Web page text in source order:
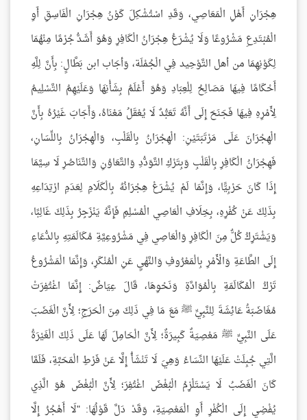
هِجْرَانِ أَهْلِ الْمَعَاصِي، وَقَدِ اسْتُشْكِلَ كَوْنُ هِجْرَانِ الْفَاسِقِ أَوِ
الْمُبْتَدِعِ مَشْرُوعًا وَلَا يُشْرَعُ هِجْرَانُ الْكَافِرِ وَهُوَ أَشَدُّ جُرْمًا مِنْهُمَا
لِكَوْنِهِمَا من أهل التَّوْحِيد فِي الْجُمْلَة، وَأجَاب ابن بَطَّالٍ: بِأَنَّ لِلَّهِ
أَحْكَامًا فِيهَا مَصَالِحُ لِلْعِبَادِ وَهُوَ أَعْلَمُ بِشَأْنِهَا وَعَلَيْهِمُ التَّسْلِيمُ
لِأَمْرِهِ فِيهَا فَجَنَحَ إِلَى أَنَّهُ تَعَبُّدٌ لَا يُعْقَلُ مَعْنَاهُ، وَأَجَابَ غَيْرُهُ بِأَنَّ
الْهِجْرَانَ عَلَى مَرْتَبَتَيْنِ: الْهِجْرَانُ بِالْقَلْبِ، وَالْهِجْرَانُ بِاللِّسَانِ،
فَهِجْرَانُ الْكَافِرِ بِالْقَلْبِ وَبِتَرْكِ التَّوَدُّدِ وَالتَّعَاوُنِ وَالتَّنَاصُرِ لَا سِيَّمَا
إِذَا كَانَ حَرْبِيًّا، وَإِنَّمَا لَمْ يُشْرَعْ هِجْرَانُهُ بِالْكَلَامِ لِعَدَمِ ارْتِدَاعِهِ
بِذَلِكَ عَنْ كُفْرِهِ، بِخِلَافِ الْعَاصِي الْمُسْلِمِ فَإِنَّهُ يَنْزَجِرُ بِذَلِكَ غَالِبًا،
وَيَشْتَرِكُ كُلٌّ مِنَ الْكَافِرِ وَالْعَاصِي فِي مَشْرُوعِيَّةِ مُكَالَمَتِهِ بِالدُّعَاءِ
إِلَى الطَّاعَةِ وَالْأَمْرِ بِالْمَعْرُوفِ وَالنَّهْيِ عَنِ الْمُنْكَرِ، وَإِنَّمَا الْمَشْرُوعُ
تَرْكُ الْمُكَالَمَةِ بِالْمُوَادَّةِ وَنَحْوِهَا، قَالَ عِيَاضٌ: إِنَّمَا اغْتُفِرَتْ
مُغَاضَبَةُ عَائِشَةَ لِلنَّبِيِّ ﷺ مَعَ مَا فِي ذَلِكَ مِنَ الْحَرَجِ؛ لِأَنَّ الْغَضَبَ
عَلَى النَّبِيِّ ﷺ مَعْصِيَةٌ كَبِيرَةٌ؛ لِأَنَّ الْحَامِلَ لَهَا عَلَى ذَلِكَ الْغَيْرَةُ
الَّتِي جُبِلَتْ عَلَيْهَا النِّسَاءُ وَهِيَ لَا تَنْشَأُ إِلَّا عَنْ فَرْطِ الْمَحَبَّةِ، فَلَمَّا
كَانَ الْغَضَبُ لَا يَسْتَلْزِمُ الْبُغْضَ اغْتُفِرَ؛ لِأَنَّ الْبُغْضَ هُوَ الَّذِي
يُفْضِي إِلَى الْكُفْرِ أَوِ الْمَعْصِيَةِ، وَقَدْ دَلَّ قَوْلُهَا: "لَا أَهْجُرُ إِلَّا